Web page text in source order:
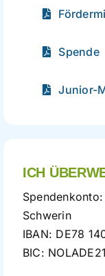
Spende
Junior-
ICH
Schwerin
IBAN: DE78
BIC: